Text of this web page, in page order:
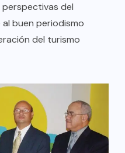
perspectivas del
buen periodismo
del turismo